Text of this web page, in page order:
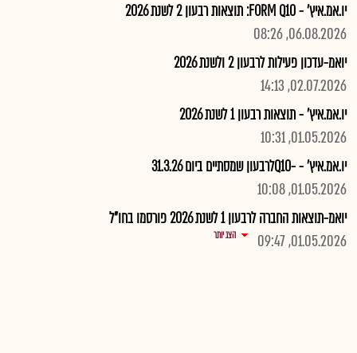
יו.אמ.איץ' - FORM Q10: תוצאות רבעון 2 לשנת 2026
06.08.2026, 08:26
יואמ-עדכון פעילות לרבעון 2 ולשנת 2026
02.07.2026, 14:13
יו.אמ.איץ' - תוצאות רבעון 1 לשנת 2026
01.05.2026, 10:31
יו.אמ.איץ' - -Q10לרבעון שמסתיים ביום 31.3.26
01.05.2026, 10:08
יואמ-תוצאות החברה לרבעון 1 לשנת 2026 פורסמו בחו"ל
01.05.2026, 09:47
הצג יותר